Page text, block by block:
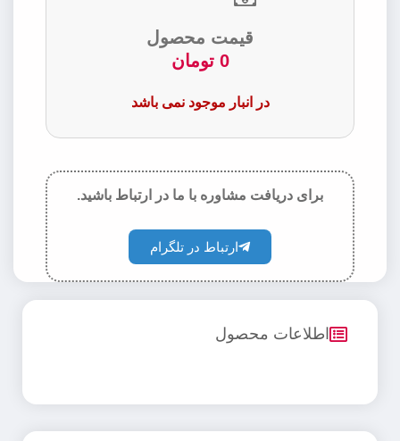
قیمت محصول
0 تومان
در انبار موجود نمی باشد
برای دریافت مشاوره با ما در ارتباط باشید.
ارتباط در تلگرام
اطلاعات محصول